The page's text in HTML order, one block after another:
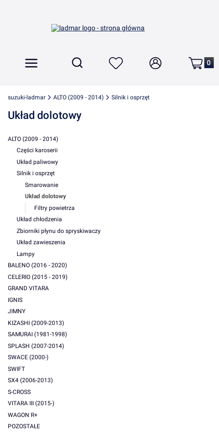
Menu Otwórz wyszukiwarkę
Szukaj Ulubione Zaloguj się Koszyk
suzuki-ladmar ALTO (2009 - 2014) Silnik i osprzęt
Układ dolotowy
ALTO (2009 - 2014)
Części karoserii
Układ paliwowy
Silnik i osprzęt
Smarowanie
Układ dolotowy
Filtry powietrza
Układ chłodzenia
Zbiorniki płynu do spryskiwaczy
Układ zawieszenia
Lampy
BALENO (2016 - 2020)
CELERIO (2015 - 2019)
GRAND VITARA
IGNIS
JIMNY
KIZASHI (2009-2013)
SAMURAI (1981-1998)
SPLASH (2007-2014)
SWACE (2000-)
SWIFT
SX4 (2006-2013)
S-CROSS
VITARA III (2015-)
WAGON R+
POZOSTAŁE